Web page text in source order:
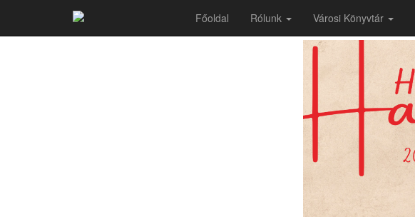
Főoldal Rólunk Városi Könyvtár
Húsvéti hacacáré